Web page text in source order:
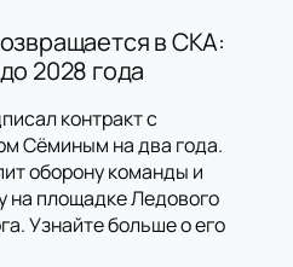
в СКА:
2028 года
контракт с
Сёминым на два года.
оборону команды и
на площадке Ледового
Узнайте больше о его